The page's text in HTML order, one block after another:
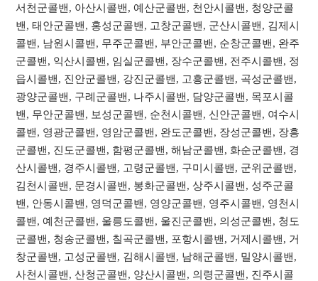
서천군콜밴, 아산시콜밴, 예산군콜밴, 천안시콜밴, 청양군콜
밴, 태안군콜밴, 홍성군콜밴, 고창군콜밴, 군산시콜밴, 김제시
콜밴, 남원시콜밴, 무주군콜밴, 부안군콜밴, 순창군콜밴, 완주
군콜밴, 익산시콜밴, 임실군콜밴, 장수군콜밴, 전주시콜밴, 정
읍시콜밴, 진안군콜밴, 강진군콜밴, 고흥군콜밴, 곡성군콜밴,
광양군콜밴, 구례군콜밴, 나주시콜밴, 담양군콜밴, 목포시콜
밴, 무안군콜밴, 보성군콜밴, 순천시콜밴, 신안군콜밴, 여수시
콜밴, 영광군콜밴, 영암군콜밴, 완도군콜밴, 장성군콜밴, 장흥
군콜밴, 진도군콜밴, 함평군콜밴, 해남군콜밴, 화순군콜밴, 경
산시콜밴, 경주시콜밴, 고령군콜밴, 구미시콜밴, 군위군콜밴,
김천시콜밴, 문경시콜밴, 봉화군콜밴, 상주시콜밴, 성주군콜
밴, 안동시콜밴, 영덕군콜밴, 영양군콜밴, 영주시콜밴, 영천시
콜밴, 예천군콜밴, 울릉도콜밴, 울진군콜밴, 의성군콜밴, 청도
군콜밴, 청송군콜밴, 칠곡군콜밴, 포항시콜밴, 거제시콜밴, 거
창군콜밴, 고성군콜밴, 김해시콜밴, 남해군콜밴, 밀양시콜밴,
사천시콜밴, 산청군콜밴, 양산시콜밴, 의령군콜밴, 진주시콜